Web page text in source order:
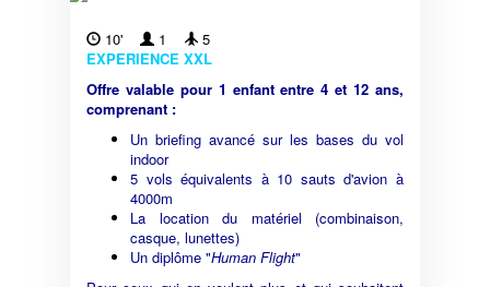
10' 1
5
EXPERIENCE XXL
Offre valable pour 1 enfant entre 4 et 12 ans,
comprenant :
Un briefing avancé sur les bases du vol
indoor
5 vols équivalents à 10 sauts d'avion à
4000m
La location du matériel (combinaison,
casque, lunettes)
Un diplôme "Human Flight"